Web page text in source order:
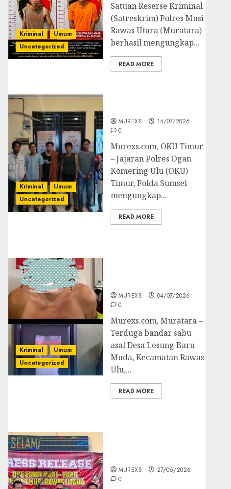
Kriminal
Umum
Uncategorized
Satuan Reserse Kriminal
(Satreskrim) Polres Musi
Rawas Utara (Muratara)
berhasil mengungkap...
READ MORE
Kriminal
Umum
Uncategorized
MUREXS
14/07/2026
0
Murexs.com, OKU Timur
– Jajaran Polres Ogan
Komering Ulu (OKU)
Timur, Polda Sumsel
mengungkap...
READ MORE
Kriminal
Umum
Uncategorized
MUREXS
04/07/2026
0
Murexs.com, Muratara –
Terduga bandar sabu
asal Desa Lesung Baru
Muda, Kecamatan Rawas
Ulu,...
READ MORE
MUREXS
27/06/2026
0